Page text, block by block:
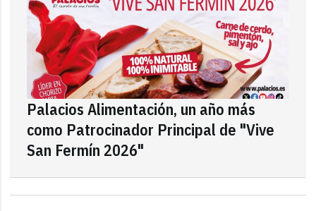
Palacios Alimentación, un año más
como Patrocinador Principal de "Vive
San Fermín 2026"